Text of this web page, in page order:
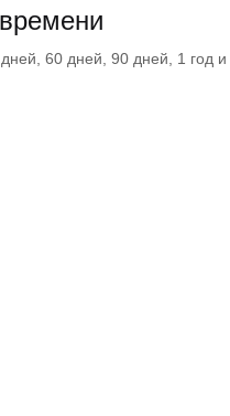
60 дней, 90 дней, 1 год